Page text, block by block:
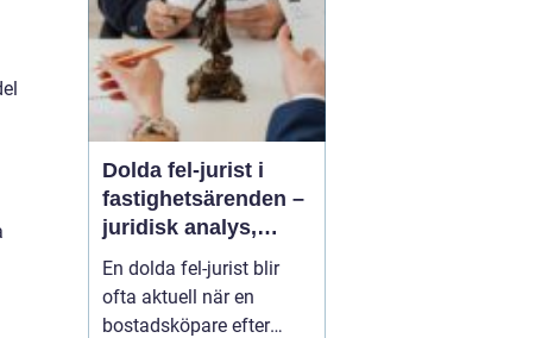
Dolda fel-jurist i
fastighetsärenden –
juridisk analys,
beviskrav och hur
ansvar fördelas vid
bostadsköp
En dolda fel-jurist blir
ofta aktuell när en
bostadsköpare efter